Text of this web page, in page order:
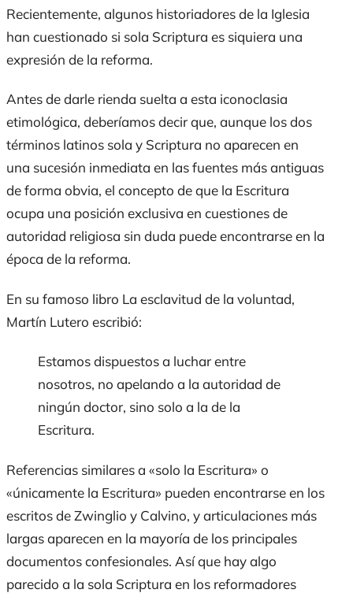
Recientemente, algunos historiadores de la Iglesia
han cuestionado si sola Scriptura es siquiera una
expresión de la reforma.
Antes de darle rienda suelta a esta iconoclasia
etimológica, deberíamos decir que, aunque los dos
términos latinos sola y Scriptura no aparecen en
una sucesión inmediata en las fuentes más antiguas
de forma obvia, el concepto de que la Escritura
ocupa una posición exclusiva en cuestiones de
autoridad religiosa sin duda puede encontrarse en la
época de la reforma.
En su famoso libro La esclavitud de la voluntad,
Martín Lutero escribió:
Estamos dispuestos a luchar entre
nosotros, no apelando a la autoridad de
ningún doctor, sino solo a la de la
Escritura.
Referencias similares a «solo la Escritura» o
«únicamente la Escritura» pueden encontrarse en los
escritos de Zwinglio y Calvino, y articulaciones más
largas aparecen en la mayoría de los principales
documentos confesionales. Así que hay algo
parecido a la sola Scriptura en los reformadores